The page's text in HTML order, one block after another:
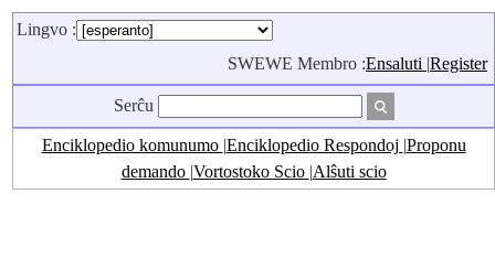
Lingvo :
SWEWE Membro :Ensaluti |Register
Serĉu
Enciklopedio komunumo |Enciklopedio Respondoj |Proponu
demando |Vortostoko Scio |Alŝuti scio